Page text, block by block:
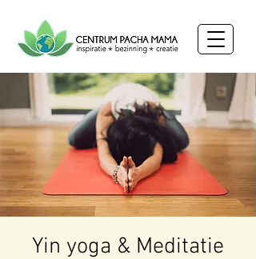
Yin yoga & Meditatie